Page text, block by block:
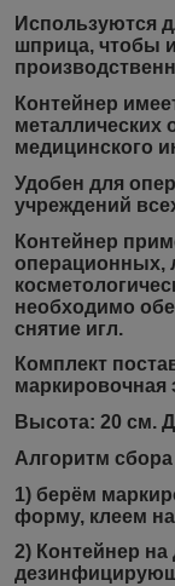
Используются
шприца, чтобы
Контейнер
металлических
медицинского
Удобен для
учреждений
Контейнер
операционных,
необходимо
снятие игл.
Комплект
маркировочная
Высота: 20 см.
Алгоритм
1) берём
форму, клеем
2) Контейнер на